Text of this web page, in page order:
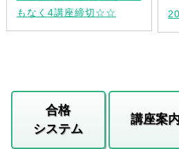
もなく4講座締切☆☆
合格
システム
講座案